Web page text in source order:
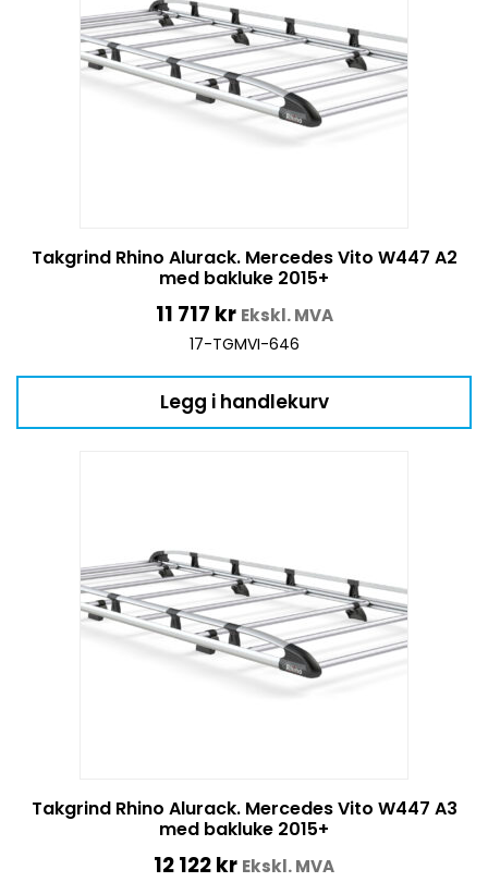
Takgrind Rhino Alurack. Mercedes Vito W447 A2
med bakluke 2015+
11 717 kr Ekskl. MVA
17-TGMVI-646
Legg i handlekurv
Takgrind Rhino Alurack. Mercedes Vito W447 A3
med bakluke 2015+
12 122kr Ekskl. MVA